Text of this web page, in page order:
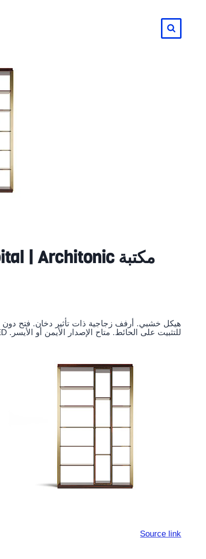
المحتوى
مكتبة Biblo Modular Bookcase by Capital | Architonic
هيكل خشبي. أرفف زجاجية ذات تأثير دخان. فتح دون
للتثبيت على الحائط. متاح الإصدار الأيمن أو الأيسر. LED داخلي اختياري. L 160 × P 35 × H 202 (سم)
Source link